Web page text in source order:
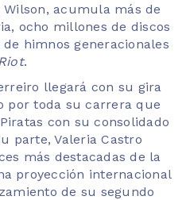
acumula más de
ocho millones de discos
himnos generacionales
.
llegará con su gira
por toda su carrera que
con su consolidado
parte,Valeria Castro
más destacadas de la
proyección internacional
de su segundo